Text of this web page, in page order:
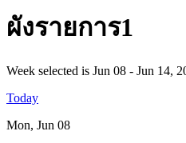
ผังรายการ1
Week selected is Jun 08 - Jun 14,
Today
Mon, Jun 08